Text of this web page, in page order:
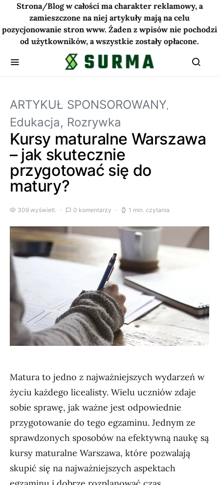
Strona/Blog w całości ma charakter reklamowy, a
zamieszczone na niej artykuły mają na celu
pozycjonowanie stron www. Żaden z wpisów nie pochodzi
od użytkowników, a wszystkie zostały opłacone.
ARTYKUŁ SPONSOROWANY
Edukacja, Rozrywka
Kursy maturalne Warszawa
– jak skutecznie
przygotować się do
matury?
309 wyświetl. 0 komentarzy 1 min. czytania
Matura to jedno z najważniejszych wydarzeń w
życiu każdego licealisty. Wielu uczniów zdaje
sobie sprawę, jak ważne jest odpowiednie
przygotowanie do tego egzaminu. Jednym ze
sprawdzonych sposobów na efektywną naukę są
kursy maturalne Warszawa, które pozwalają
skupić się na najważniejszych aspektach